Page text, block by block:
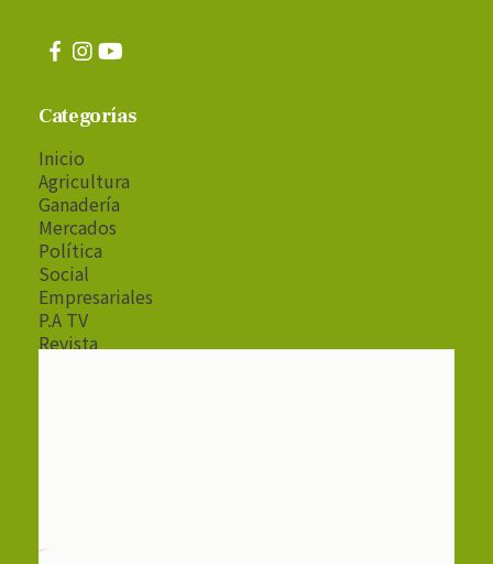
Categorías
Inicio
Agricultura
Ganadería
Mercados
Política
Social
Empresariales
P.A TV
Revista